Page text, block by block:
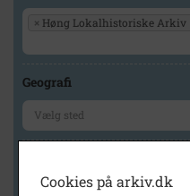
× Høng Lokalhistoriske Arkiv
Geografi
Vis kun med billeder
Cookies på arkiv.dk